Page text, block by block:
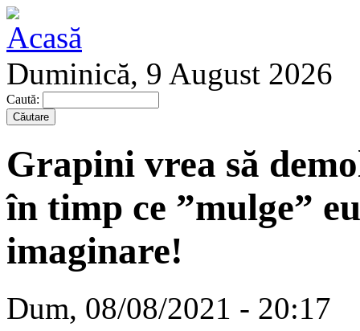
Duminică, 9 August 2026
Caută:
Grapini vrea să
în timp ce ”mulge”
imaginare!
Dum, 08/08/2021 - 20:17